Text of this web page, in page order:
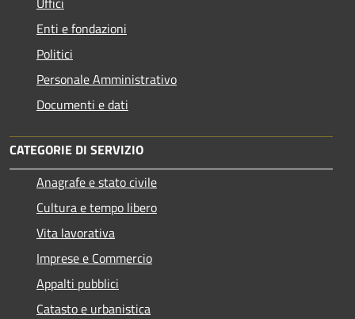
Enti e fondazioni
Politici
Personale Amministrativo
Documenti e dati
CATEGORIE DI SERVIZIO
Anagrafe e stato civile
Cultura e tempo libero
Vita lavorativa
Imprese e Commercio
Appalti pubblici
Catasto e urbanistica